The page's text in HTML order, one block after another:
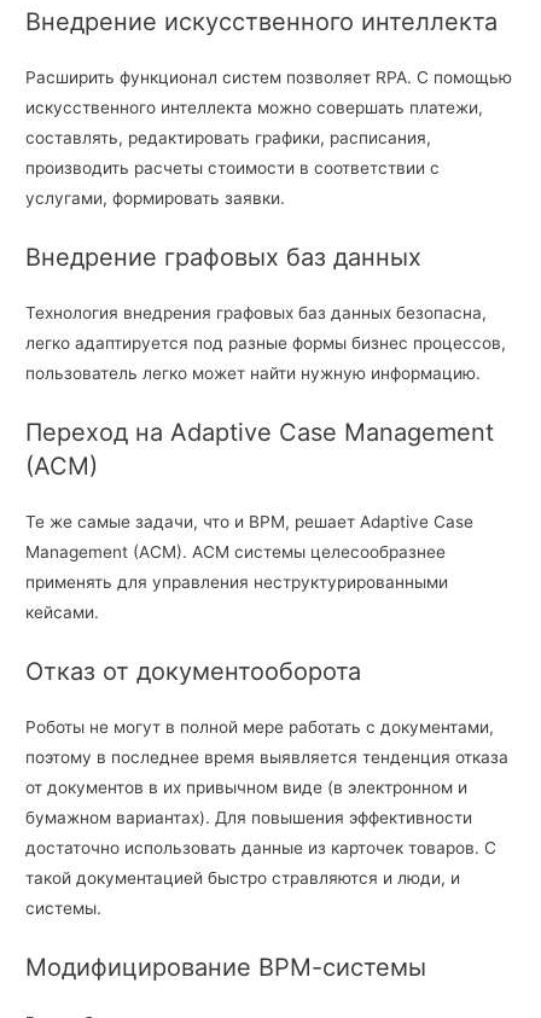
Внедрение искусственного интеллекта
Расширить функционал систем позволяет RPA. С помощью
искусственного интеллекта можно совершать платежи,
составлять, редактировать графики, расписания,
производить расчеты стоимости в соответствии с
услугами, формировать заявки.
Внедрение графовых баз данных
Технология внедрения графовых баз данных безопасна,
легко адаптируется под разные формы бизнес процессов,
пользователь легко может найти нужную информацию.
Переход на Adaptive Case Management
(ACM)
Те же самые задачи, что и ВРМ, решает Adaptive Case
Management (ACM). АСМ системы целесообразнее
применять для управления неструктурированными
кейсами.
Отказ от документооборота
Роботы не могут в полной мере работать с документами,
поэтому в последнее время выявляется тенденция отказа
от документов в их привычном виде (в электронном и
бумажном вариантах). Для повышения эффективности
достаточно использовать данные из карточек товаров. С
такой документацией быстро стравляются и люди, и
системы.
Модифицирование ВРМ-системы